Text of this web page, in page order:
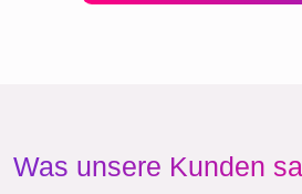
Was unsere Kunden